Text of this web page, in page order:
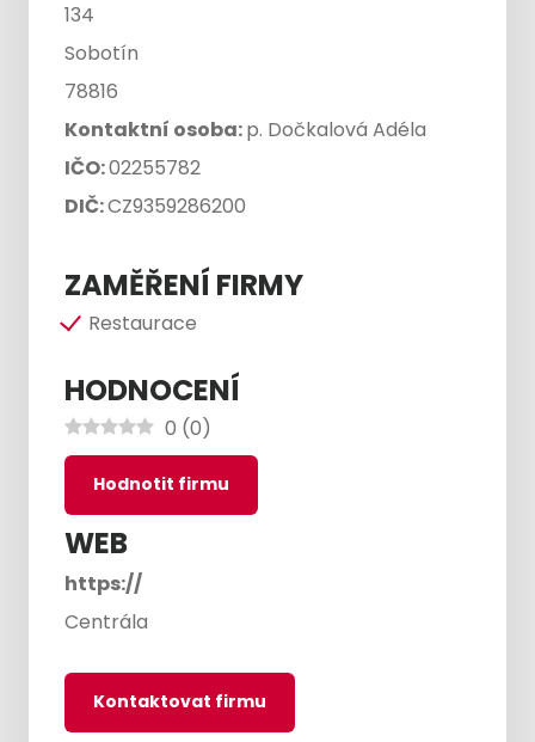
134
Sobotín
78816
Kontaktní osoba:p. Dočkalová Adéla
IČO:02255782
DIČ:CZ9359286200
ZAMĚŘENÍ FIRMY
Restaurace
HODNOCENÍ
0 (0)
Hodnotit firmu
WEB
https://
Centrála
Kontaktovat firmu